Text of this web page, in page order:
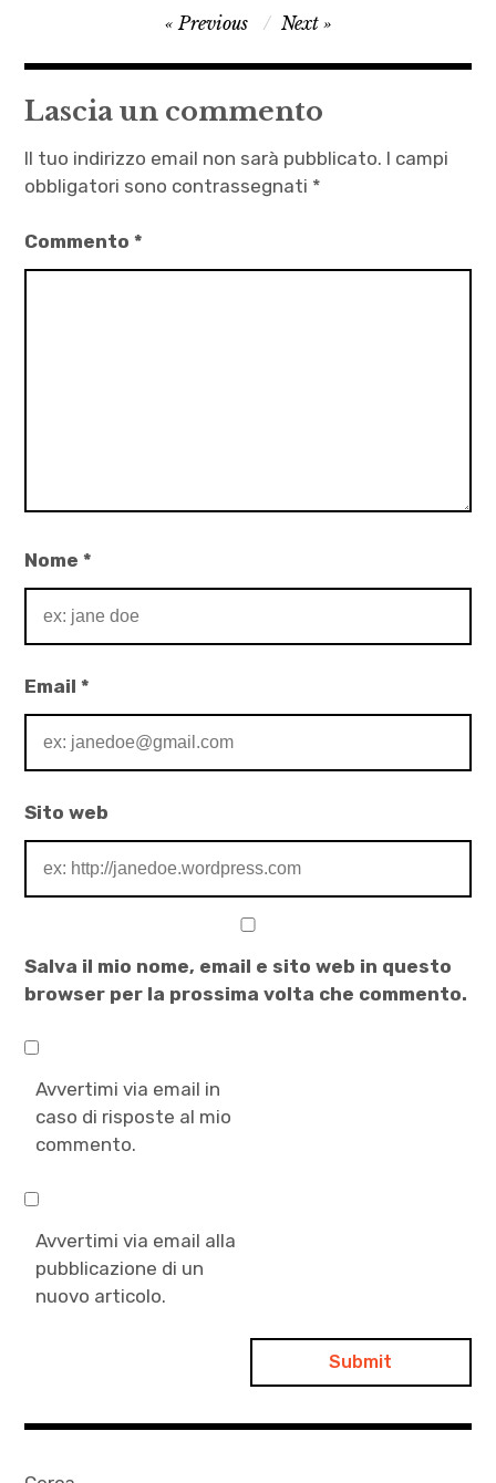
,
letteratura
,
,
omeopatia
,
urinoterapia
vecchia
Navigazione
articoli
Previous Next
Lascia un commento
Il tuo indirizzo email non sarà pubblicato. I campi
obbligatori sono contrassegnati *
Commento*
Nome*
Email*
Sito web
Salva il mio nome, email e sito web in questo
browser per la prossima volta che commento.
Avvertimi via email in
caso di risposte al mio
commento.
Avvertimi via email alla
pubblicazione di un
nuovo articolo.